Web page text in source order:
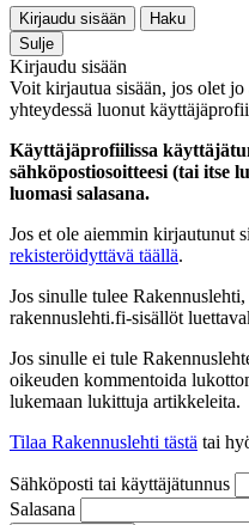
Kirjaudu sisään
Haku
Sulje
Kirjaudu sisään
Voit kirjautua sisään, jos olet
yhteydessä luonut
Käyttäjäprofiilissa
sähköpostiosoitteesi (tai itse
luomasi salasana.
Jos et ole aiemmin kirjautunut
rekisteröidyttävä täällä.
Jos sinulle tulee
rakennuslehti.fi-sisällöt
Jos sinulle ei tule
oikeuden kommentoida
lukemaan lukittuja artikkeleita.
Tilaa Rakennuslehti tästä tai
Sähköposti tai käyttäjätunnus
Salasana